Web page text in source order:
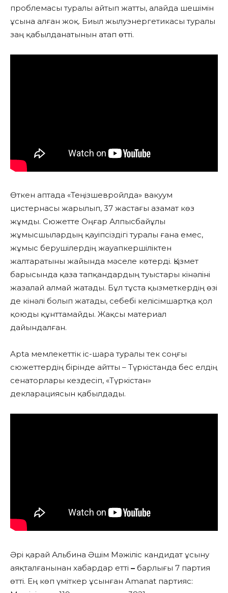
проблемасы туралы айтып жатты, алайда шешімін
ұсына алған жоқ. Биыл жылуэнергетикасы туралы
заң қабылданатынын атап өтті.
Өткен аптада «Теңізшевройлда» вакуум
цистернасы жарылып, 37 жастағы азамат көз
жұмды. Сюжетте Оңғар Алпысбайұлы
жұмысшылардың қауіпсіздігі туралы ғана емес,
жұмыс берушілердің жауапкершіліктен
жалтаратыны жайында мәселе көтерді. Қызмет
барысында қаза тапқандардың туыстары кінәліні
жазалай алмай жатады. Бұл тұста қызметкердің өзі
де кінәлі болып жатады, себебі келісімшартқа қол
қоюды құнттамайды. Жақсы материал
дайындалған.
Apta мемлекеттік іс-шара туралы тек соңғы
сюжеттердің бірінде айтты – Түркістанда бес елдің
сенаторлары кездесіп, «Түркістан»
декларациясын қабылдады.
Әрі қарай Альбина Әшім Мәжіліс кандидат ұсыну
аяқталғанынан хабардар етті – барлығы 7 партия
өтті. Ең көп үміткер ұсынған Аmanat партияс: